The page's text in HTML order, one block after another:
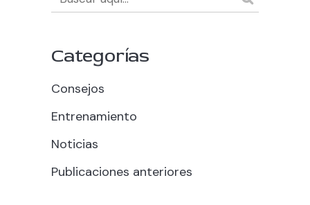
Categorías
Consejos
Entrenamiento
Noticias
Publicaciones anteriores